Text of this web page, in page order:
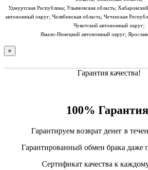
Удмуртская Республика; Ульяновская область;
автономный округ; Челябинская область; Чеченская
Чукотский автономный округ;
Ямало-Ненецкий автономный округ;
×
Гарантия качества!
100%
Гарантируем возврат денег в
Гарантированный обмен брака даже
Сертификат качества к